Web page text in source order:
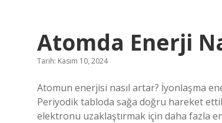
Atomda Enerji
Tarih: Kasım 10, 2024
Atomun enerjisi nasıl artar? İyonlaşma
Periyodik tabloda sağa doğru hareket
elektronu uzaklaştırmak için daha fazla